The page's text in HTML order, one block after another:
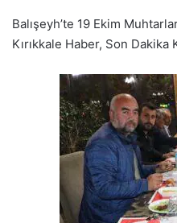
Balışeyh’te 19 Ekim
Kırıkkale Haber, Son Dakika